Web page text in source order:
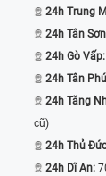
24h Trung
24h Tân
24h Gò Vấp:
24h Tân
24h Tăng
cũ)
24h Thủ
24h Dĩ An: